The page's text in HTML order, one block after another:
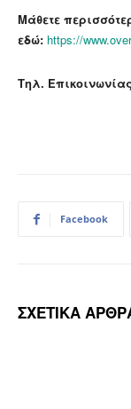
Μάθετε
εδώ: https://
Τηλ.
Facebook
ΣΧΕΤΙΚΑ